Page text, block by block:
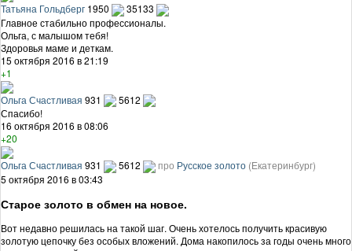
Татьяна Гольдберг 1950
35133
Главное стабильно профессионалы.
Ольга, с малышом тебя!
Здоровья маме и деткам.
15 октября 2016 в 21:19
+1
Ольга Счастливая 931
5612
Спасибо!
16 октября 2016 в 08:06
+20
Ольга Счастливая 931 5612 про Русское золото (Екатеринбург)
5 октября 2016 в 03:43
Старое золото в обмен на новое.
Вот недавно решилась на такой шаг. Очень хотелось получить красивую
золотую цепочку без особых вложений. Дома накопилось за годы очень много